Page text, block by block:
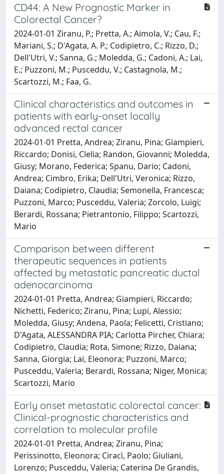
CD44: A New Prognostic Marker in
Colorectal Cancer?
2024-01-01 Ziranu, P.; Pretta, A.; Aimola, V.; Cau, F.;
Mariani, S.; D'Agata, A. P.; Codipietro, C.; Rizzo, D.;
Dell'Utri, V.; Sanna, G.; Moledda, G.; Cadoni, A.; Lai,
E.; Puzzoni, M.; Pusceddu, V.; Castagnola, M.;
Scartozzi, M.; Faa, G.
Clinical characteristics and outcomes in
patients with early-onset locally
advanced rectal cancer
2024-01-01 Pretta, Andrea; Ziranu, Pina; Giampieri,
Riccardo; Donisi, Clelia; Randon, Giovanni; Moledda,
Giusy; Morano, Federica; Spanu, Dario; Cadoni,
Andrea; Cimbro, Erika; Dell'Utri, Veronica; Rizzo,
Daiana; Codipietro, Claudia; Semonella, Francesca;
Puzzoni, Marco; Pusceddu, Valeria; Zorcolo, Luigi;
Berardi, Rossana; Pietrantonio, Filippo; Scartozzi,
Mario
Comparison between different
therapeutic sequences in patients
affected by metastatic pancreatic ductal
adenocarcinoma
2024-01-01 Pretta, Andrea; Giampieri, Riccardo;
Nichetti, Federico; Ziranu, Pina; Lupi, Alessio;
Moledda, Giusy; Andena, Paola; Felicetti, Cristiano;
D'Agata, ALESSANDRA PIA; Carlotta Pircher, Chiara;
Codipietro, Claudia; Rota, Simone; Rizzo, Daiana;
Sanna, Giorgia; Lai, Eleonora; Puzzoni, Marco;
Pusceddu, Valeria; Berardi, Rossana; Niger, Monica;
Scartozzi, Mario
Early onset metastatic colorectal cancer:
Clinical-prognostic characteristics and
correlation to molecular profile
2024-01-01 Pretta, Andrea; Ziranu, Pina;
Perissinotto, Eleonora; Ciracì, Paolo; Giuliani,
Lorenzo; Pusceddu, Valeria; Caterina De Grandis,